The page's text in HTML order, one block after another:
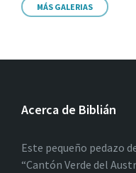
MÁS GALERIAS
Acerca de Biblián
Este pequeño pedazo
“Cantón Verde del